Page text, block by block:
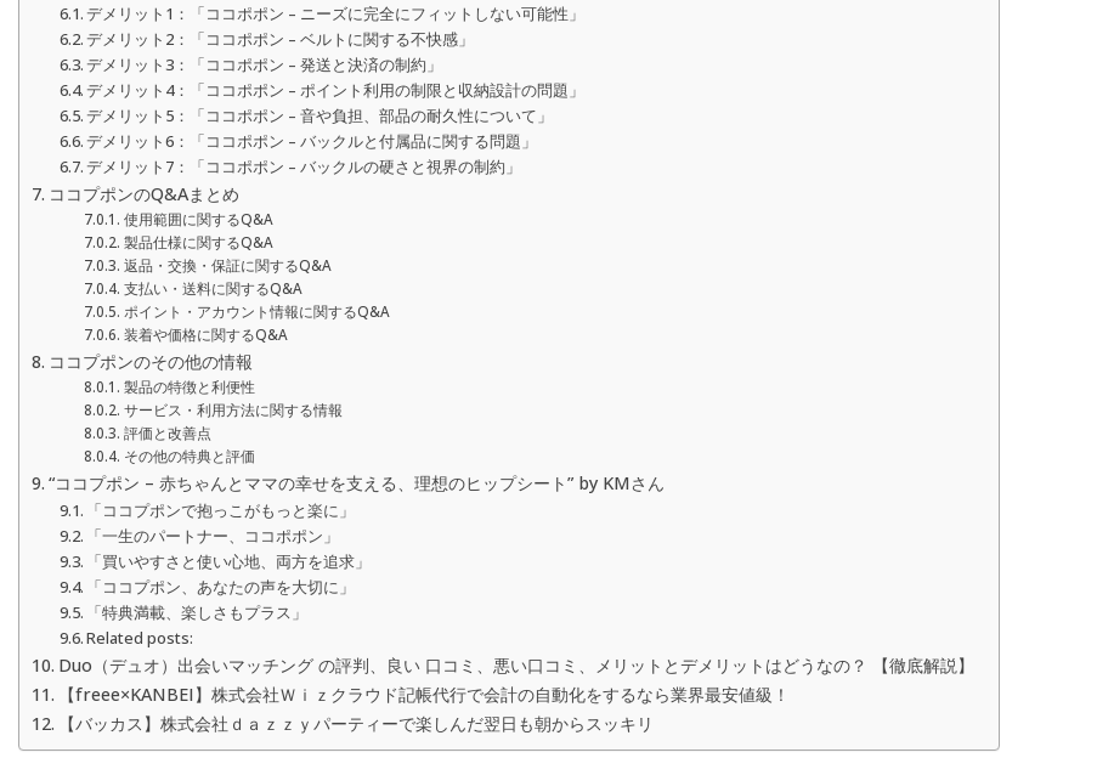
デメリット1：「ココポポン – ニーズに完全にフィットしない可能性」
デメリット2：「ココポポン – ベルトに関する不快感」
デメリット3：「ココポポン – 発送と決済の制約」
デメリット4：「ココポポン – ポイント利用の制限と収納設計の問題」
デメリット5：「ココポポン – 音や負担、部品の耐久性について」
デメリット6：「ココポポン – バックルと付属品に関する問題」
デメリット7：「ココポポン – バックルの硬さと視界の制約」
ココプポンのQ&Aまとめ
使用範囲に関するQ&A
製品仕様に関するQ&A
返品・交換・保証に関するQ&A
支払い・送料に関するQ&A
ポイント・アカウント情報に関するQ&A
装着や価格に関するQ&A
ココプポンのその他の情報
製品の特徴と利便性
サービス・利用方法に関する情報
評価と改善点
その他の特典と評価
“ココプポン – 赤ちゃんとママの幸せを支える、理想のヒップシート” by KMさん
「ココプポンで抱っこがもっと楽に」
「一生のパートナー、ココポポン」
「買いやすさと使い心地、両方を追求」
「ココプポン、あなたの声を大切に」
「特典満載、楽しさもプラス」
Related posts:
Duo（デュオ）出会いマッチング の評判、良い 口コミ、悪い口コミ、メリットとデメリットはどうなの？ 【徹底解説】
【freee×KANBEI】株式会社Ｗｉｚクラウド記帳代行で会計の自動化をするなら業界最安値級！
【バッカス】株式会社ｄａｚｚｙパーティーで楽しんだ翌日も朝からスッキリ